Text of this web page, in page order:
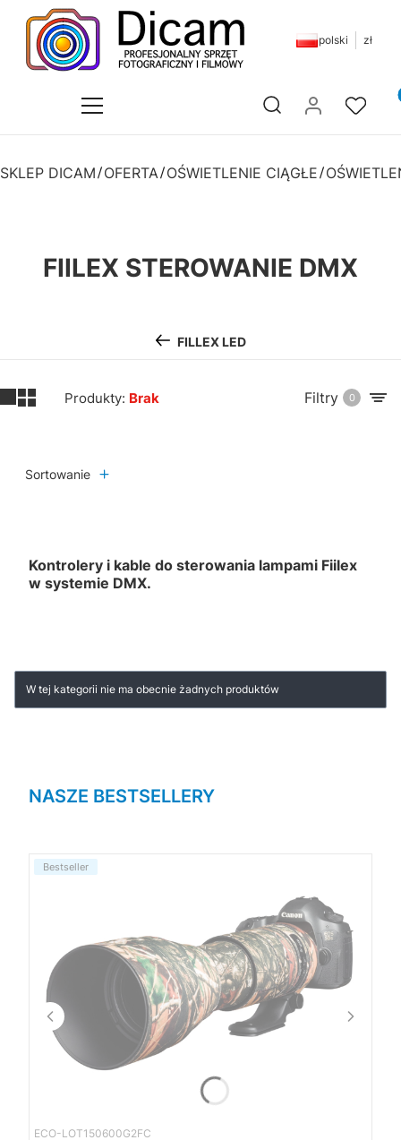
polski zł
Otwórz wyszukiwarkę
SKLEP DICAM OFERTA OŚWIETLENIE CIĄGŁE
FIILEX STEROWANIE DMX
FILLEX LED
Produkty: Brak Filtry 0
Sortowanie
Kontrolery i kable do sterowania lampami Fiilex
w systemie DMX.
Lista produktów
W tej kategorii nie ma obecnie żadnych produktów
NASZE BESTSELLERY
Bestseller
ECO-LOT150600G2FC